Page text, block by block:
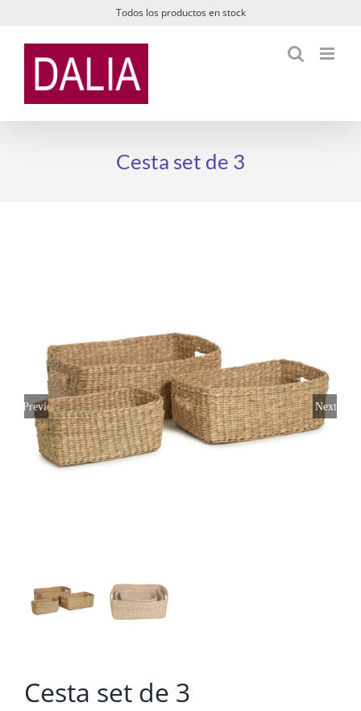
contenido
Todos los productos en stock
Cesta set de 3
Previous Next
Cesta set de 3